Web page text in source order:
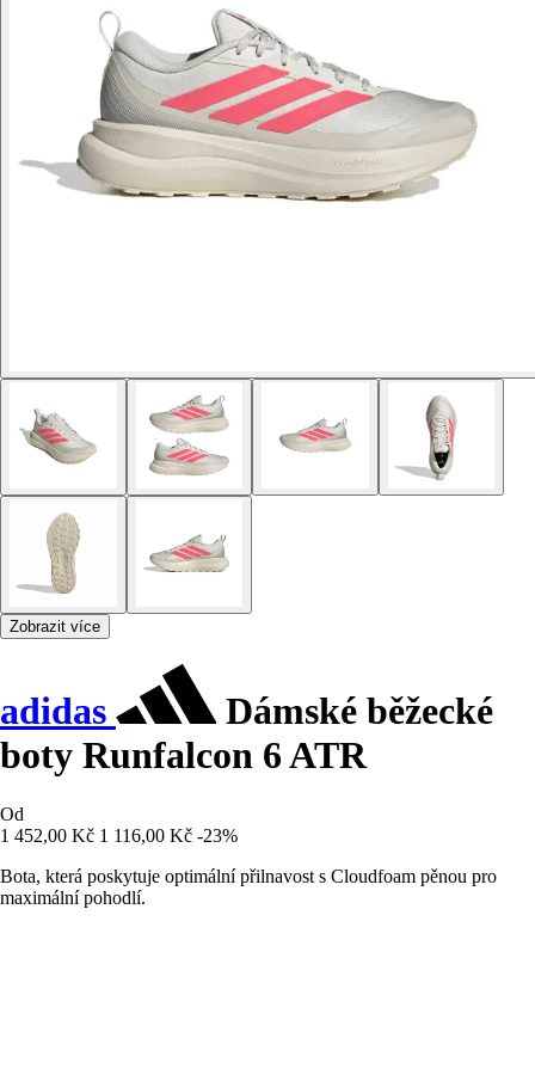
Zobrazit více
adidas
Dámské běžecké
boty Runfalcon 6 ATR
Od
1 452,00 Kč 1 116,00 Kč -23%
Bota, která poskytuje optimální přilnavost s Cloudfoam pěnou pro
maximální pohodlí.